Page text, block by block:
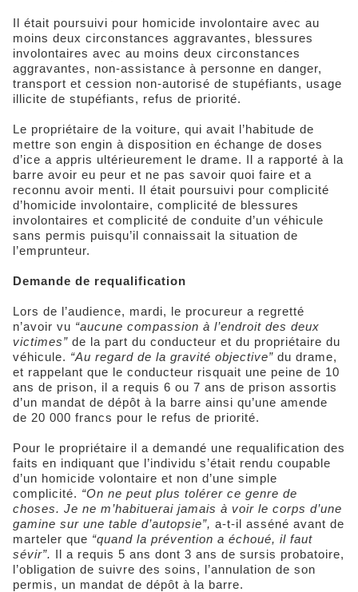
Il était poursuivi pour homicide involontaire avec au
moins deux circonstances aggravantes, blessures
involontaires avec au moins deux circonstances
aggravantes, non-assistance à personne en danger,
transport et cession non-autorisé de stupéfiants, usage
illicite de stupéfiants, refus de priorité.
Le propriétaire de la voiture, qui avait l’habitude de
mettre son engin à disposition en échange de doses
d’ice a appris ultérieurement le drame. Il a rapporté à la
barre avoir eu peur et ne pas savoir quoi faire et a
reconnu avoir menti. Il était poursuivi pour complicité
d’homicide involontaire, complicité de blessures
involontaires et complicité de conduite d’un véhicule
sans permis puisqu’il connaissait la situation de
l’emprunteur.
Demande de requalification
Lors de l’audience, mardi, le procureur a regretté
n’avoir vu “aucune compassion à l’endroit des deux
victimes” de la part du conducteur et du propriétaire du
véhicule. “Au regard de la gravité objective” du drame,
et rappelant que le conducteur risquait une peine de 10
ans de prison, il a requis 6 ou 7 ans de prison assortis
d’un mandat de dépôt à la barre ainsi qu’une amende
de 20 000 francs pour le refus de priorité.
Pour le propriétaire il a demandé une requalification des
faits en indiquant que l’individu s’était rendu coupable
d’un homicide volontaire et non d’une simple
complicité. “On ne peut plus tolérer ce genre de
choses. Je ne m’habituerai jamais à voir le corps d’une
gamine sur une table d’autopsie”, a-t-il asséné avant de
marteler que “quand la prévention a échoué, il faut
sévir”. Il a requis 5 ans dont 3 ans de sursis probatoire,
l’obligation de suivre des soins, l’annulation de son
permis, un mandat de dépôt à la barre.